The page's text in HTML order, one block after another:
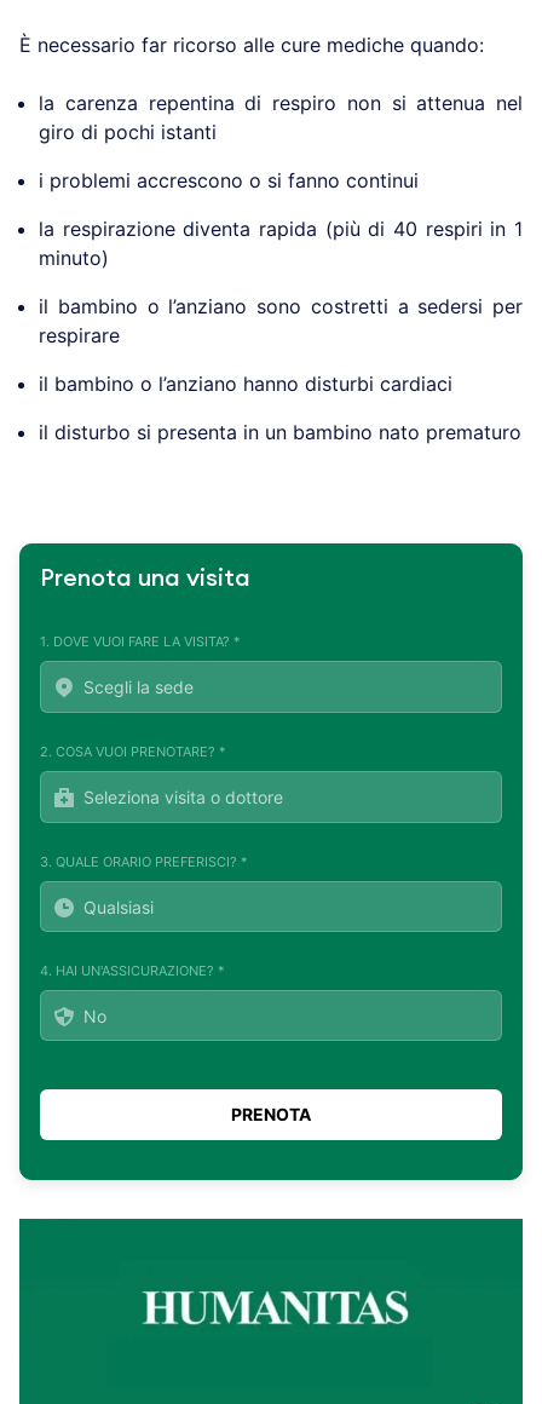
È necessario far ricorso alle cure mediche quando:
la carenza repentina di respiro non si attenua nel
giro di pochi istanti
i problemi accrescono o si fanno continui
la respirazione diventa rapida (più di 40 respiri in 1
minuto)
il bambino o l’anziano sono costretti a sedersi per
respirare
il bambino o l’anziano hanno disturbi cardiaci
il disturbo si presenta in un bambino nato prematuro
Prenota una visita
1. DOVE VUOI FARE LA VISITA? *
2. COSA VUOI PRENOTARE? *
3. QUALE ORARIO PREFERISCI? *
4. HAI UN'ASSICURAZIONE? *